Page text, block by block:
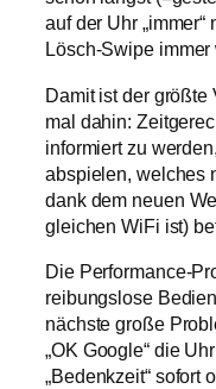
auf der Uhr
Lösch-Swipe immer
Damit ist der größte
mal dahin:
informiert zu
abspielen, welches
dank dem neuen
gleichen WiFi ist)
Die Performance-
reibungslose
nächste große
„OK Google“ die
„Bedenkzeit“ sofort